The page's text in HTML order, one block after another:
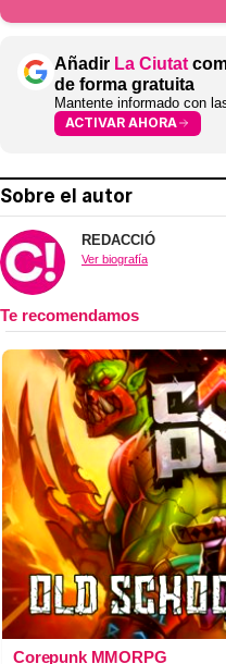
Añadir La Ciutat
de forma gratuita
Mantente informado con
ACTIVAR AHORA
Sobre el autor
REDACCIÓ
Ver biografía
Corepunk MMORPG